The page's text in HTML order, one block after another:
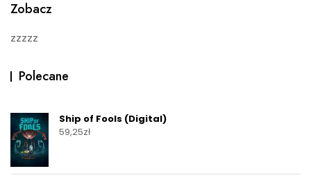
Zobacz
zzzzz
Polecane
Ship of Fools (Digital)
59,25zł